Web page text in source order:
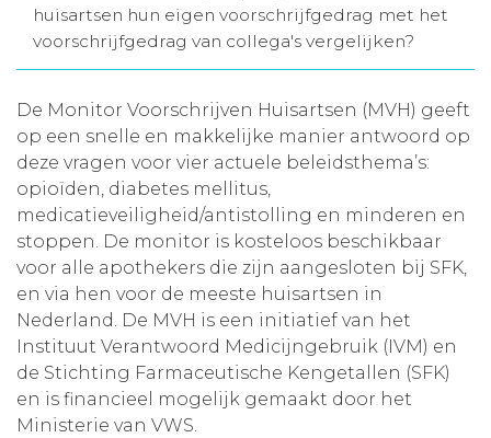
Aanmelden nieuwsbrief
Toegang leeromgeving
huisartsen hun eigen voorschrijfgedrag met het
voorschrijfgedrag van collega's vergelijken?
De Monitor Voorschrijven Huisartsen (MVH) geeft
op een snelle en makkelijke manier antwoord op
deze vragen voor vier actuele beleidsthema’s:
opioïden, diabetes mellitus,
medicatieveiligheid/antistolling en minderen en
stoppen. De monitor is kosteloos beschikbaar
voor alle apothekers die zijn aangesloten bij SFK,
en via hen voor de meeste huisartsen in
Nederland. De MVH is een initiatief van het
Instituut Verantwoord Medicijngebruik (IVM) en
de Stichting Farmaceutische Kengetallen (SFK)
en is financieel mogelijk gemaakt door het
Ministerie van VWS.